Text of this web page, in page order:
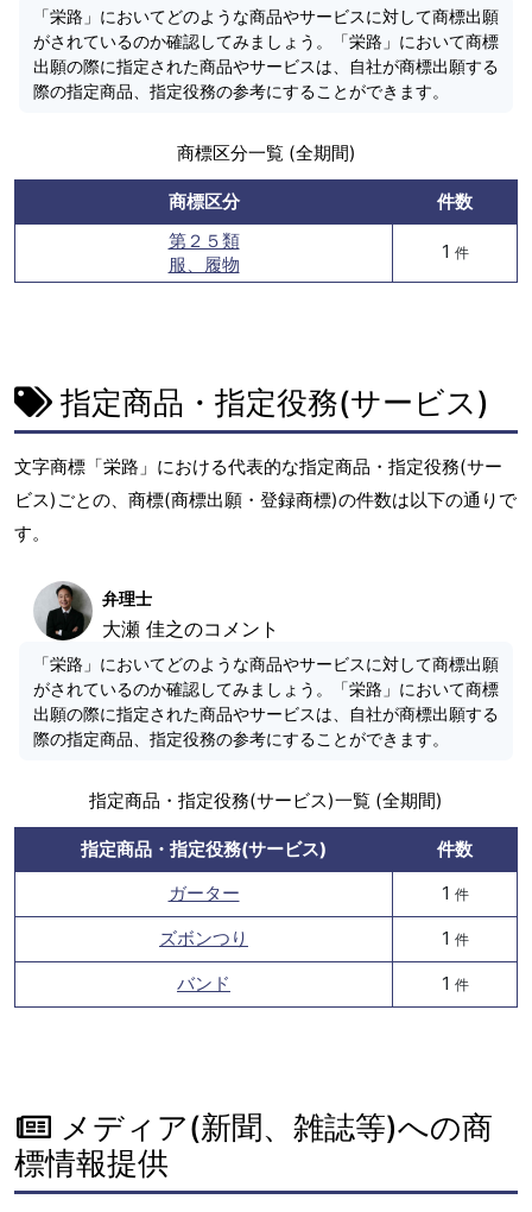
「栄路」においてどのような商品やサービスに対して商標出願
がされているのか確認してみましょう。「栄路」において商標
出願の際に指定された商品やサービスは、自社が商標出願する
際の指定商品、指定役務の参考にすることができます。
商標区分一覧 (全期間)
商標区分
件数
第２５類
服、履物
1 件
指定商品・指定役務(サービス)
文字商標「栄路」における代表的な指定商品・指定役務(サー
ビス)ごとの、商標(商標出願・登録商標)の件数は以下の通りで
す。
弁理士
大瀬 佳之のコメント
「栄路」においてどのような商品やサービスに対して商標出願
がされているのか確認してみましょう。「栄路」において商標
出願の際に指定された商品やサービスは、自社が商標出願する
際の指定商品、指定役務の参考にすることができます。
指定商品・指定役務(サービス)一覧 (全期間)
指定商品・指定役務(サービス)
件数
ガーター
1 件
ズボンつり 1 件
バンド 1 件
メディア(新聞、雑誌等)への商
標情報提供